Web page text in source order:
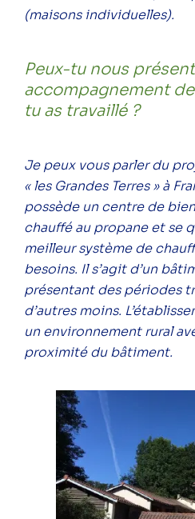
(maisons individuelles).
Peux-tu nous
accompagnement
tu as travaillé ?
Je peux vous parler du
« les Grandes Terres » à
possède un centre de
chauffé au propane et se
meilleur système de
besoins. Il s’agit d’un
présentant des périodes
d’autres moins.
un environnement rural
proximité du bâtiment.